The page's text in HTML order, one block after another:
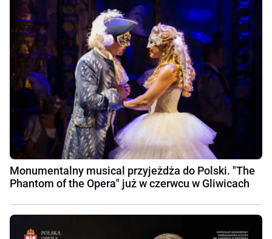
Monumentalny musical przyjeżdża do Polski. "The
Phantom of the Opera" już w czerwcu w Gliwicach